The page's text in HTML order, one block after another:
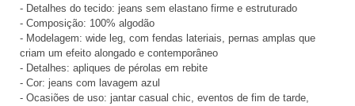
- Detalhes do tecido: jeans sem elastano firme e estruturado
- Composição: 100% algodão
- Modelagem: wide leg, com fendas lateriais, pernas amplas que
criam um efeito alongado e contemporâneo
- Detalhes: apliques de pérolas em rebite
- Cor: jeans com lavagem azul
- Ocasiões de uso: jantar casual chic, eventos de fim de tarde,